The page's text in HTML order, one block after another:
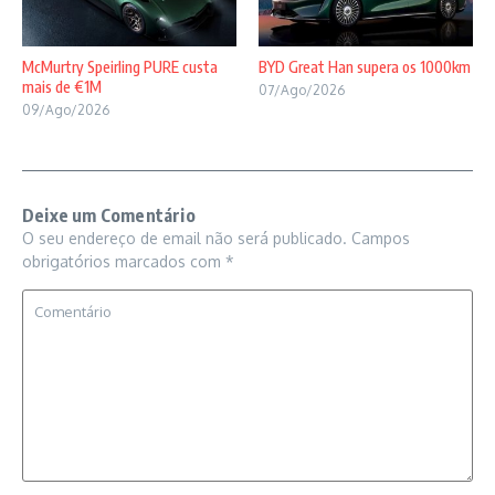
McMurtry Speirling PURE custa
mais de €1M
09/Ago/2026
BYD Great Han supera os 1000km
07/Ago/2026
Deixe um Comentário
O seu endereço de email não será publicado. Campos
obrigatórios marcados com *